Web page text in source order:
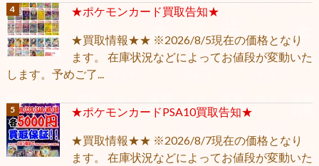
★ポケモンカード買取告知★
★買取情報★★ ※2026/8/5現在の価格となり
ます。 在庫状況などによってお値段が変動いた
します。予めご了...
★ポケモンカードPSA10買取告知★
★買取情報★★ ※2026/8/7現在の価格となり
ます。 在庫状況などによってお値段が変動いた